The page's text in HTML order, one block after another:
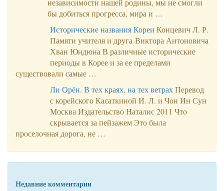
независимости нашей родины, мы не смог­ли
бы добиться прогресса, мира и …
Исторические названия Кореи Концевич Л. Р.
Памяти учителя и друга Виктора Антоновича
Хван Юндюна В различные исторические
периоды в Корее и за ее пределами
существовали самые …
Ли Орён. В тех краях, на тех ветрахПеревод
с корейского Касаткиной И. Л. и Чон Ин Сун
Москва Издательство Наталис 2011 Что
скрывается за пейзажем Это была
проселочная дорога, не …
Недавние комментарии